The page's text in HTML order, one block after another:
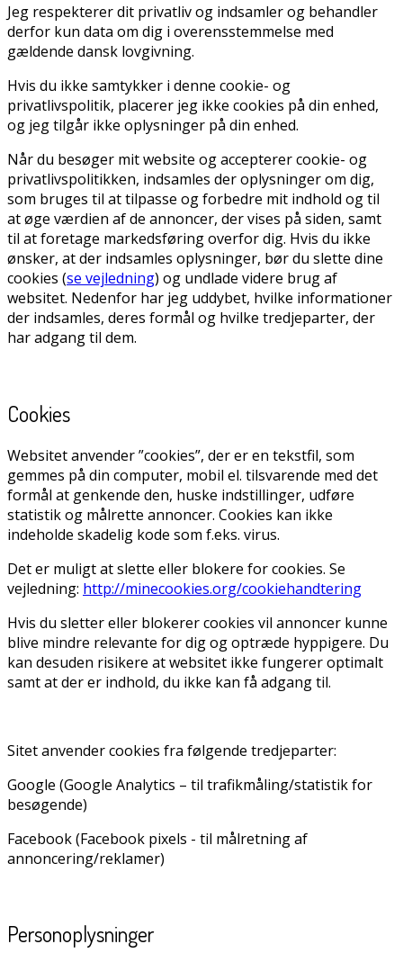
Jeg respekterer dit privatliv og indsamler og behandler
derfor kun data om dig i overensstemmelse med
gældende dansk lovgivning.
Hvis du ikke samtykker i denne cookie- og
privatlivspolitik, placerer jeg ikke cookies på din enhed,
og jeg tilgår ikke oplysninger på din enhed.
Når du besøger mit website og accepterer cookie- og
privatlivspolitikken, indsamles der oplysninger om dig,
som bruges til at tilpasse og forbedre mit indhold og til
at øge værdien af de annoncer, der vises på siden, samt
til at foretage markedsføring overfor dig. Hvis du ikke
ønsker, at der indsamles oplysninger, bør du slette dine
cookies (se vejledning) og undlade videre brug af
websitet. Nedenfor har jeg uddybet, hvilke informationer
der indsamles, deres formål og hvilke tredjeparter, der
har adgang til dem.
Cookies
Websitet anvender ”cookies”, der er en tekstfil, som
gemmes på din computer, mobil el. tilsvarende med det
formål at genkende den, huske indstillinger, udføre
statistik og målrette annoncer. Cookies kan ikke
indeholde skadelig kode som f.eks. virus.
Det er muligt at slette eller blokere for cookies. Se
vejledning: http://minecookies.org/cookiehandtering
Hvis du sletter eller blokerer cookies vil annoncer kunne
blive mindre relevante for dig og optræde hyppigere. Du
kan desuden risikere at websitet ikke fungerer optimalt
samt at der er indhold, du ikke kan få adgang til.
Sitet anvender cookies fra følgende tredjeparter:
Google (Google Analytics – til trafikmåling/statistik for
besøgende)
Facebook (Facebook pixels - til målretning af
annoncering/reklamer)
Personoplysninger